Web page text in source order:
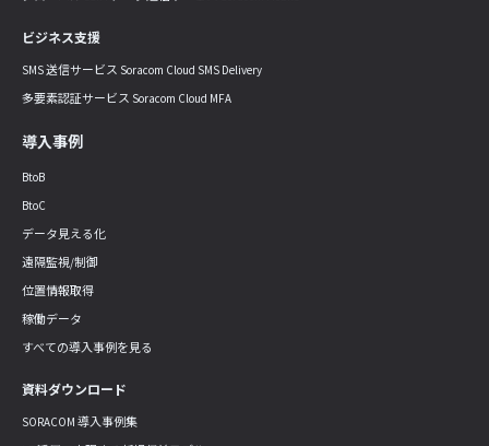
ビジネス支援
SMS 送信サービス Soracom Cloud SMS Delivery
多要素認証サービス Soracom Cloud MFA
導入事例
BtoB
BtoC
データ見える化
遠隔監視/制御
位置情報取得
稼働データ
すべての導入事例を見る
資料ダウンロード
SORACOM 導入事例集